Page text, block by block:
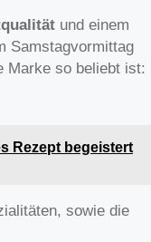
und einem
Samstagvormittag
Marke so beliebt ist:
Rezept begeistert
sowie die